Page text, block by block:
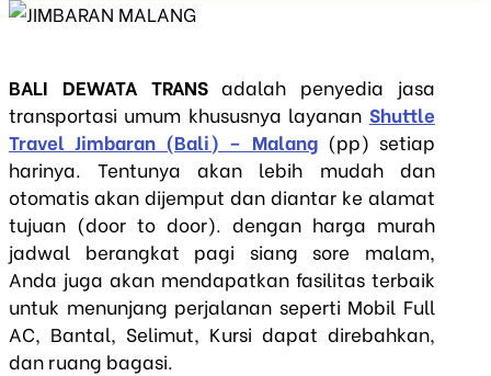
BALI DEWATA TRANSadalah penyedia jasa
transportasi umum khususnya layanan Shuttle
Travel Jimbaran (Bali) – Malang(pp) setiap
harinya. Tentunya akan lebih mudah dan
otomatis akan dijemput dan diantar ke alamat
tujuan (door to door). dengan harga murah
jadwal berangkat pagi siang sore malam,
Anda juga akan mendapatkan fasilitas terbaik
untuk menunjang perjalanan seperti Mobil Full
AC, Bantal, Selimut, Kursi dapat direbahkan,
dan ruang bagasi.